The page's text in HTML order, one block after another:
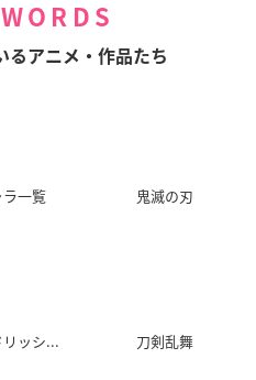
るアニメ・作品たち
一覧 鬼滅の刃
リッシ... 刀剣乱舞